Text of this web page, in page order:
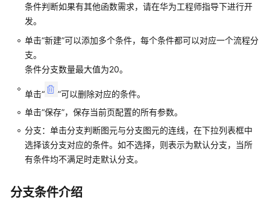
器
管
配
指
南
快
入
门
条件判断如果有其他函数需求，请在华为工程师指导下进行开
发。
单击“新建”可以添加多个条件，每个条件都可以对应一个流程分
支。
条件分支数量最大值为20。
单击“ ”可以删除对应的条件。
单击“保存”，保存当前页配置的所有参数。
分支：单击分支判断图元与分支图元的连线，在下拉列表框中
选择该分支对应的条件。如不选择，则表示为默认分支，当所
有条件均不满足时走默认分支。
分支条件介绍